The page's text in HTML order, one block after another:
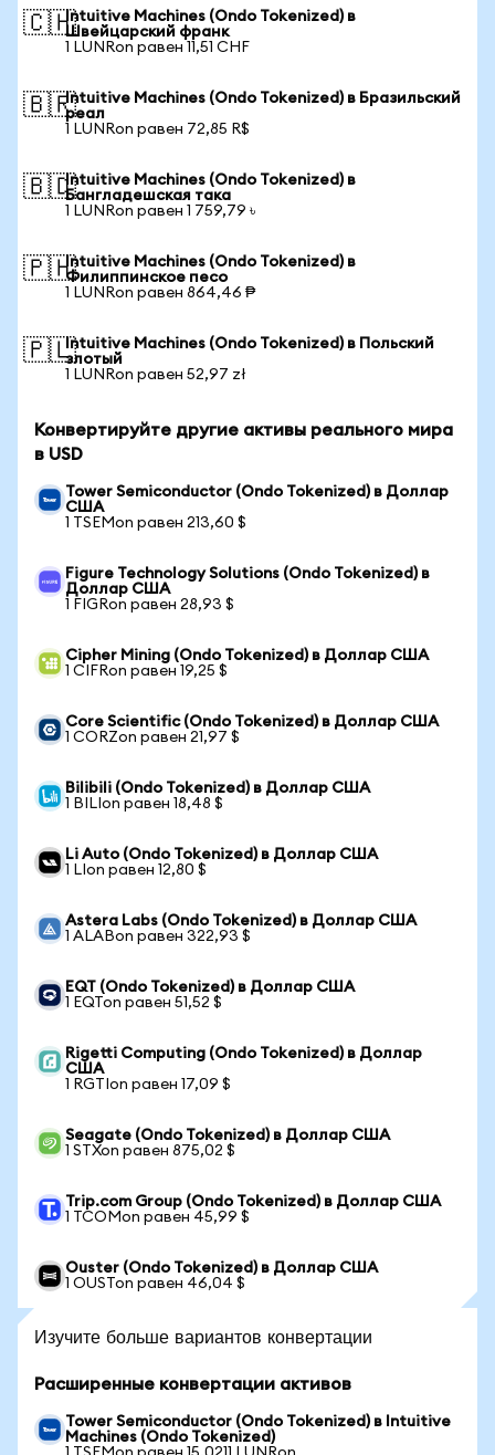
🇨🇭Intuitive Machines (Ondo Tokenized) в
Швейцарский франк
1 LUNRon равен 11,51 CHF
🇧🇷Intuitive Machines (Ondo Tokenized) в Бразильский
реал
1 LUNRon равен 72,85 R$
🇧🇩Intuitive Machines (Ondo Tokenized) в
Бангладешская така
1 LUNRon равен 1 759,79 ৳
🇵🇭Intuitive Machines (Ondo Tokenized) в
Филиппинское песо
1 LUNRon равен 864,46 ₱
🇵🇱Intuitive Machines (Ondo Tokenized) в Польский
злотый
1 LUNRon равен 52,97 zł
Конвертируйте другие активы реального мира
в USD
Tower Semiconductor (Ondo Tokenized) в Доллар
США
1 TSEMon равен 213,60 $
Figure Technology Solutions (Ondo Tokenized) в
Доллар США
1 FIGRon равен 28,93 $
Cipher Mining (Ondo Tokenized) в Доллар США
1 CIFRon равен 19,25 $
Core Scientific (Ondo Tokenized) в Доллар США
1 CORZon равен 21,97 $
Bilibili (Ondo Tokenized) в Доллар США
1 BILIon равен 18,48 $
Li Auto (Ondo Tokenized) в Доллар США
1 LIon равен 12,80 $
Astera Labs (Ondo Tokenized) в Доллар США
1 ALABon равен 322,93 $
EQT (Ondo Tokenized) в Доллар США
1 EQTon равен 51,52 $
Rigetti Computing (Ondo Tokenized) в Доллар
США
1 RGTIon равен 17,09 $
Seagate (Ondo Tokenized) в Доллар США
1 STXon равен 875,02 $
Trip.com Group (Ondo Tokenized) в Доллар США
1 TCOMon равен 45,99 $
Ouster (Ondo Tokenized) в Доллар США
1 OUSTon равен 46,04 $
Изучите больше вариантов конвертации
Расширенные конвертации активов
Tower Semiconductor (Ondo Tokenized) в Intuitive
Machines (Ondo Tokenized)